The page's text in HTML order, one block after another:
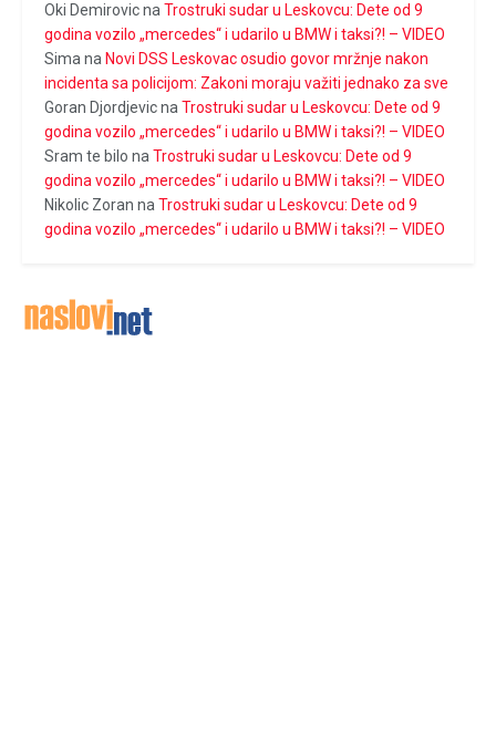
Oki Demirovicna Trostruki sudar u Leskovcu: Dete od 9
godina vozilo „mercedes“ i udarilo u BMW i taksi?! – VIDEO
Sima na Novi DSS Leskovac osudio govor mržnje nakon
incidenta sa policijom: Zakoni moraju važiti jednako za sve
Goran Djordjevicna Trostruki sudar u Leskovcu: Dete od 9
godina vozilo „mercedes“ i udarilo u BMW i taksi?! – VIDEO
Sram te bilo na Trostruki sudar u Leskovcu: Dete od 9
godina vozilo „mercedes“ i udarilo u BMW i taksi?! – VIDEO
Nikolic Zoran na Trostruki sudar u Leskovcu: Dete od 9
godina vozilo „mercedes“ i udarilo u BMW i taksi?! – VIDEO